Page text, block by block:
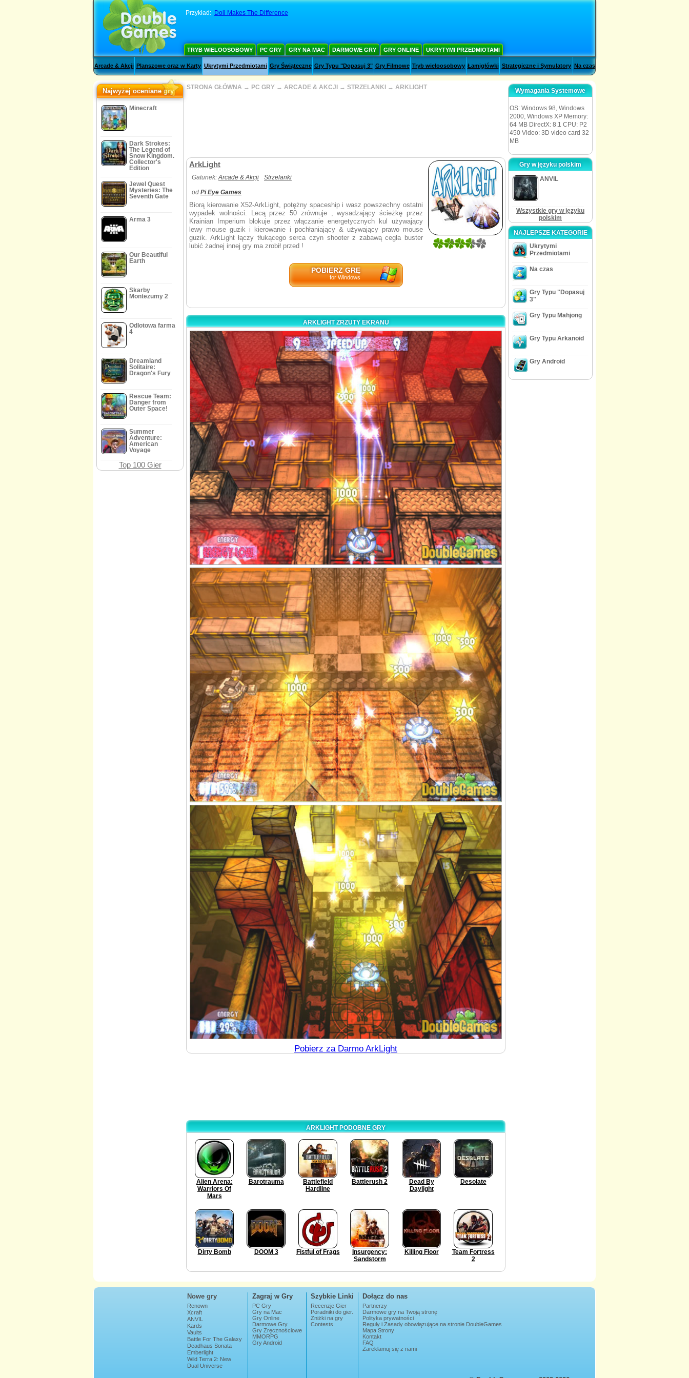
Przykład: Doli Makes The Difference
TRYB WIELOOSOBOWY PC GRY GRY NA MAC DARMOWE GRY GRY ONLINE UKRYTYMI PRZEDMIOTAMI
Arcade & Akcji Planszowe oraz w Karty Ukrytymi Przedmiotami Gry Świąteczne Gry Typu "Dopasuj 3" Gry Filmowe Tryb wieloosobowy Łamigłówki Strategiczne i Symulatory Na czas
Najwyżej oceniane gry
Minecraft
Dark Strokes:
The Legend of
Snow Kingdom.
Collector's
Edition
Jewel Quest
Mysteries: The
Seventh Gate
Arma 3
Our Beautiful
Earth
Skarby
Montezumy 2
Odlotowa farma
4
Dreamland
Solitaire:
Dragon's Fury
Rescue Team:
Danger from
Outer Space!
Summer
Adventure:
American
Voyage
Top 100 Gier
STRONA GŁÓWNA → PC GRY → ARCADE & AKCJI → STRZELANKI → ARKLIGHT
5
ArkLight
Gatunek:Arcade & Akcji Strzelanki
od Pi Eye Games
Biorą kierowanie X52-ArkLight, potężny spaceship i wasz powszechny ostatni
wypadek wolności. Lecą przez 50 zrównuje , wysadzający ścieżkę przez
Krainian Imperium blokuje przez włączanie energetycznych kul używający
lewy mouse guzik i kierowanie i pochłaniający & używający prawo mouse
guzik. ArkLight łączy tłukącego serca czyn shooter z zabawą cegła buster
lubić żadnej innej gry ma zrobił przed !
POBIERZ GRĘ
for Windows
ARKLIGHT ZRZUTY EKRANU
Pobierz za Darmo ArkLight
ARKLIGHT PODOBNE GRY
Alien Arena:
Warriors Of
Mars
Barotrauma
Battlefield
Hardline
Battlerush 2
Dead By
Daylight
Desolate
Dirty Bomb DOOM 3 Fistful of Frags
Insurgency:
Sandstorm
Killing Floor
Team Fortress
2
Wymagania Systemowe
OS: Windows 98, Windows
2000, Windows XP Memory:
64 MB DirectX: 8.1 CPU: P2
450 Video: 3D video card 32
MB
Gry w języku polskim
ANVIL
Wszystkie gry w języku
polskim
NAJLEPSZE KATEGORIE
Ukrytymi
Przedmiotami
Na czas
Gry Typu "Dopasuj
3"
Gry Typu Mahjong
Gry Typu Arkanoid
Gry Android
Nowe gry
Renown
Xcraft
ANVIL
Kards
Vaults
Battle For The Galaxy
Deadhaus Sonata
Emberlight
Wild Terra 2: New
Lands
Dual Universe
Zagraj w Gry
PC Gry
Gry na Mac
Gry Online
Darmowe Gry
Gry Zręcznościowe
MMORPG
Gry Android
Szybkie Linki
Recenzje Gier
Poradniki do gier.
Zniżki na gry
Contests
Dołącz do nas
Partnerzy
Darmowe gry na Twoją stronę
Polityka prywatności
Reguły i Zasady obowiązujące na stronie DoubleGames
Mapa Strony
Kontakt
FAQ
Zareklamuj się z nami